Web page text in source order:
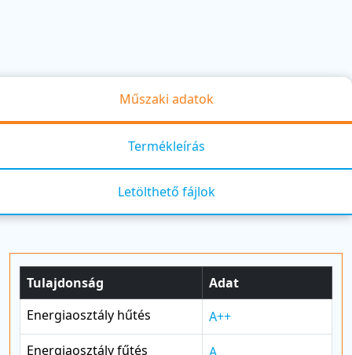
Műszaki adatok
Termékleírás
Letölthető fájlok
Tulajdonság
Adat
Energiaosztály hűtés
A++
Energiaosztály fűtés